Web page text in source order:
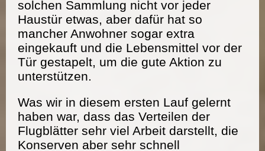
solchen Sammlung nicht vor jeder
Haustür etwas, aber dafür hat so
mancher Anwohner sogar extra
eingekauft und die Lebensmittel vor der
Tür gestapelt, um die gute Aktion zu
unterstützen.
Was wir in diesem ersten Lauf gelernt
haben war, dass das Verteilen der
Flugblätter sehr viel Arbeit darstellt, die
Konserven aber sehr schnell